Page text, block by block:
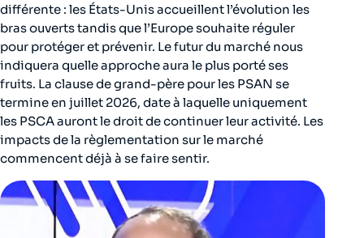
différente : les États-Unis accueillent l’évolution les
bras ouverts tandis que l’Europe souhaite réguler
pour protéger et prévenir. Le futur du marché nous
indiquera quelle approche aura le plus porté ses
fruits. La clause de grand-père pour les PSAN se
termine en juillet 2026, date à laquelle uniquement
les PSCA auront le droit de continuer leur activité. Les
impacts de la règlementation sur le marché
commencent déjà à se faire sentir.